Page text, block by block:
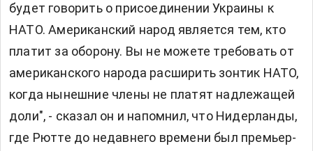
будет говорить о присоединении Украины к
НАТО. Американский народ является тем, кто
платит за оборону. Вы не можете требовать от
американского народа расширить зонтик НАТО,
когда нынешние члены не платят надлежащей
доли", - сказал он и напомнил, что Нидерланды,
где Рютте до недавнего времени был премьер-